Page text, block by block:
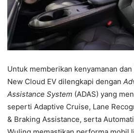
Untuk memberikan kenyamanan
New Cloud EV dilengkapi dengan
Assistance System (ADAS) yang
seperti Adaptive Cruise, Lane
& Braking Assistance, serta